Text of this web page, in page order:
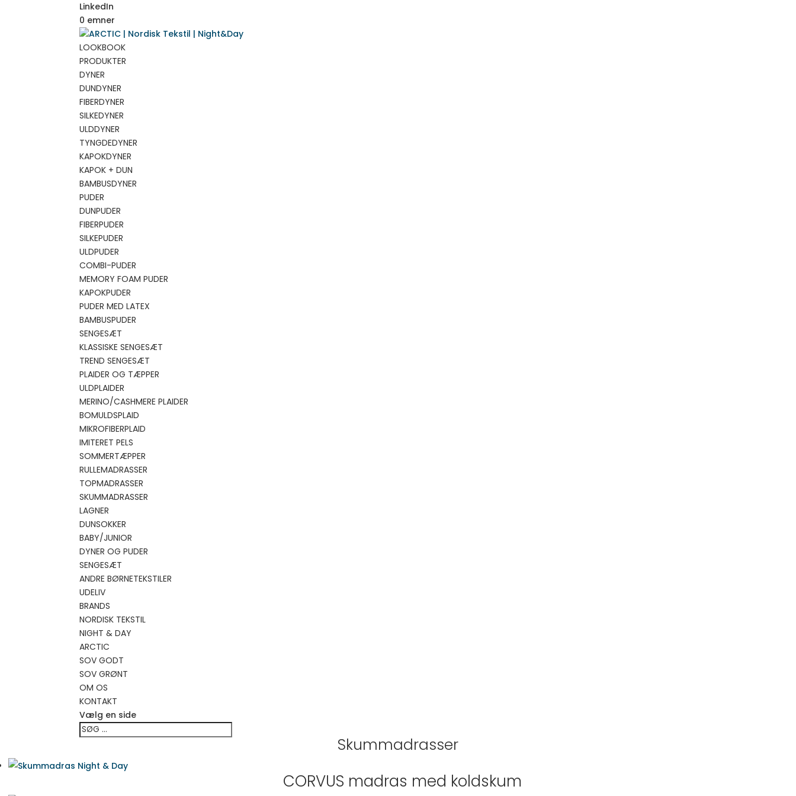
LinkedIn
0 emner
LOOKBOOK
PRODUKTER
DYNER
DUNDYNER
FIBERDYNER
SILKEDYNER
ULDDYNER
TYNGDEDYNER
KAPOKDYNER
KAPOK + DUN
BAMBUSDYNER
PUDER
DUNPUDER
FIBERPUDER
SILKEPUDER
ULDPUDER
COMBI-PUDER
MEMORY FOAM PUDER
KAPOKPUDER
PUDER MED LATEX
BAMBUSPUDER
SENGESÆT
KLASSISKE SENGESÆT
TREND SENGESÆT
PLAIDER OG TÆPPER
ULDPLAIDER
MERINO/CASHMERE PLAIDER
BOMULDSPLAID
MIKROFIBERPLAID
IMITERET PELS
SOMMERTÆPPER
RULLEMADRASSER
TOPMADRASSER
SKUMMADRASSER
LAGNER
DUNSOKKER
BABY/JUNIOR
DYNER OG PUDER
SENGESÆT
ANDRE BØRNETEKSTILER
UDELIV
BRANDS
NORDISK TEKSTIL
NIGHT & DAY
ARCTIC
SOV GODT
SOV GRØNT
OM OS
KONTAKT
Vælg en side
Skummadrasser
CORVUS madras med koldskum